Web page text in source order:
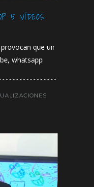
5 VÍDEOS
que un
whatsapp